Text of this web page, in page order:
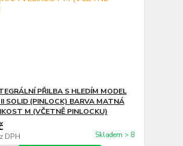
PŘILBA S HLEDÍM MODEL
SOLID (PINLOCK) BARVA MATNÁ
M (VČETNĚ PINLOCKU)
DPH Skladem > 8